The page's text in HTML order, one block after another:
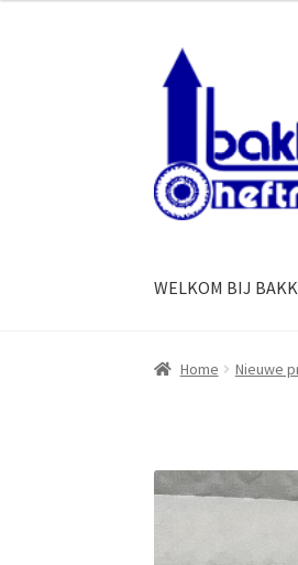
door
navigatie
naar
WELKOM BIJ
Home Nieuwe